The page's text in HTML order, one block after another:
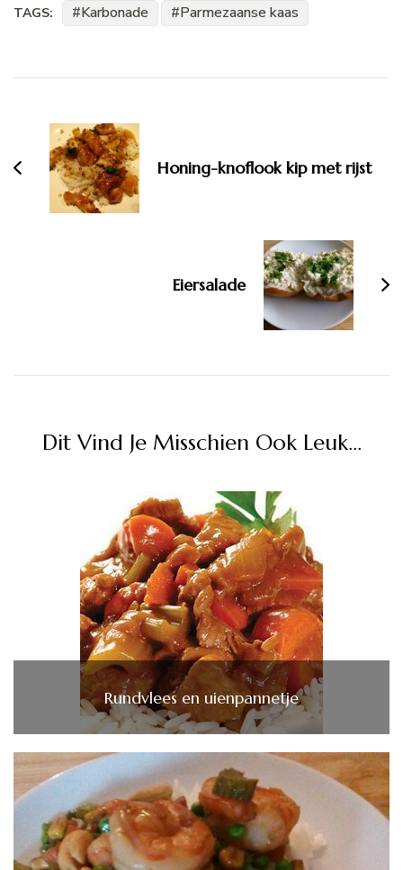
TAGS: Karbonade Parmezaanse kaas
navigatie
Honing-knoflook kip met rijst
Eiersalade
Dit Vind Je Misschien Ook Leuk...
Rundvlees en uienpannetje